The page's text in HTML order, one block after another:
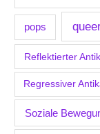
pops
Reflektierter
Regressiver
Soziale